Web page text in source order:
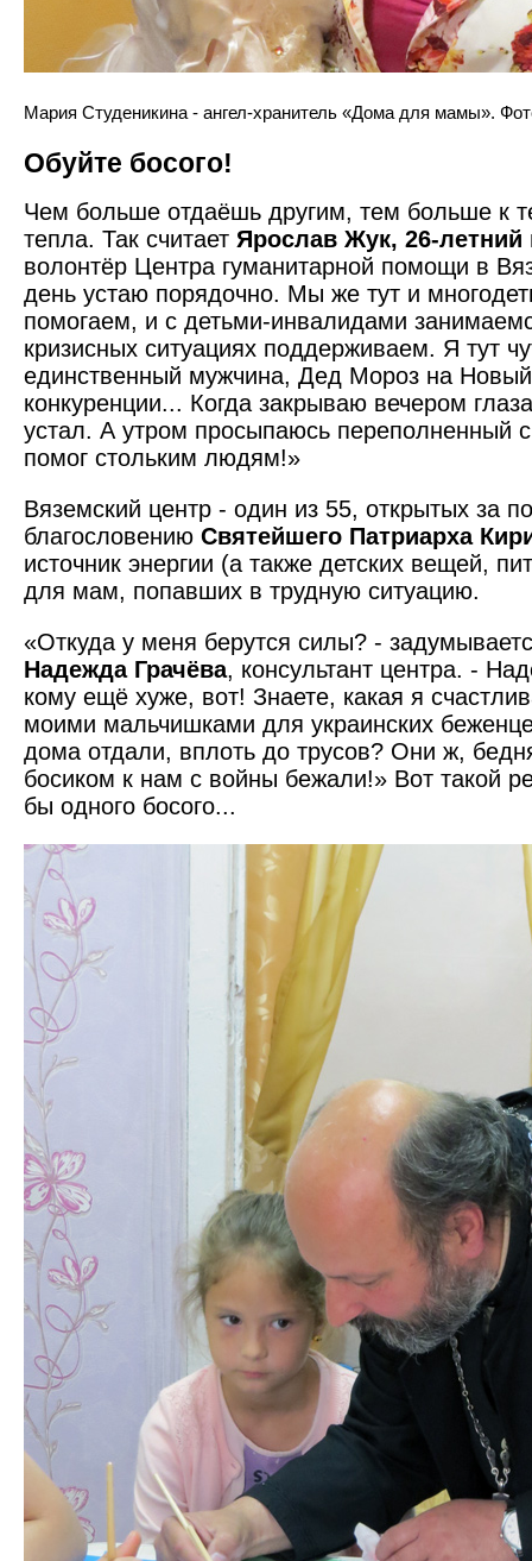
Мария Студеникина - ангел-хранитель «Дома для мамы».
Обуйте босого!
Чем больше отдаёшь другим, тем больше к
тепла. Так считает Ярослав Жук, 26-летний
волонтёр Центра гуманитарной помощи в
день устаю порядочно. Мы же тут и
помогаем, и с детьми-инвалидами
кризисных ситуациях поддерживаем. Я тут
единственный мужчина, Дед Мороз на Новый
конкуренции... Когда закрываю вечером
устал. А утром просыпаюсь переполненный
помог стольким людям!»
Вяземский центр - один из 55, открытых за
благословению Святейшего Патриарха
источник энергии (а также детских вещей,
для мам, попавших в трудную ситуацию.
«Откуда у меня берутся силы? -
Надежда Грачёва, консультант центра. -
кому ещё хуже, вот! Знаете, какая я
моими мальчишками для украинских
дома отдали, вплоть до трусов? Они ж,
босиком к нам с войны бежали!» Вот такой
бы одного босого...